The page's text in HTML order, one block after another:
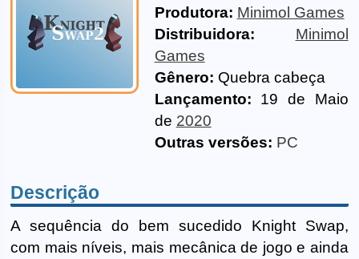
Produtora: Minimol Games
Distribuidora:
Minimol
Games
Gênero: Quebra cabeça
Lançamento: 19 de Maio
de 2020
Outras versões: PC
Descrição
A sequência do bem sucedido Knight Swap,
com mais níveis, mais mecânica de jogo e ainda